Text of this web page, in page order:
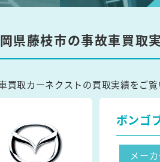
県藤枝市の事故車買取
買取カーネクストの買取実績をご覧
ボンゴ
メー